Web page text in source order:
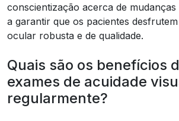
conscientização acerca de mudanças
a garantir que os pacientes
ocular robusta e de qualidade.
Quais são os benefícios
exames de acuidade
regularmente?